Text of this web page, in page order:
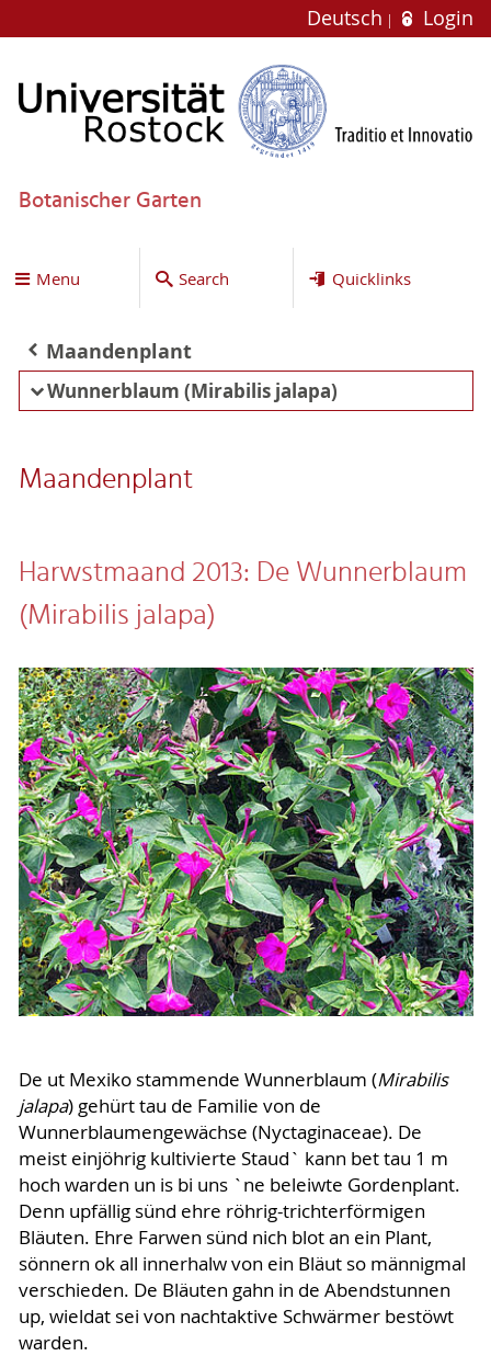
Deutsch Login
Botanischer Garten
Menu Search Quicklinks
Maandenplant
Wunnerblaum (Mirabilis jalapa)
Maandenplant
Harwstmaand 2013: De Wunnerblaum
(Mirabilis jalapa)
De ut Mexiko stammende Wunnerblaum (Mirabilis
jalapa) gehürt tau de Familie von de
Wunnerblaumengewächse (Nyctaginaceae). De
meist einjöhrig kultivierte Staud` kann bet tau 1 m
hoch warden un is bi uns `ne beleiwte Gordenplant.
Denn upfällig sünd ehre röhrig-trichterförmigen
Bläuten. Ehre Farwen sünd nich blot an ein Plant,
sönnern ok all innerhalw von ein Bläut so männigmal
verschieden. De Bläuten gahn in de Abendstunnen
up, wieldat sei von nachtaktive Schwärmer bestöwt
warden.